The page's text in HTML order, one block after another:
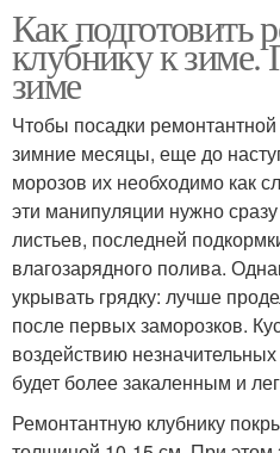
Как подготовить
клубнику к зиме.
зиме
Чтобы посадки
зимние месяцы, еще до
морозов их необходимо как
эти манипуляции нужно
листьев, последней
влагозарядного полива.
укрывать грядку: лучше
после первых заморозков.
воздействию
будет более закаленным и
Ремонтантную клубнику